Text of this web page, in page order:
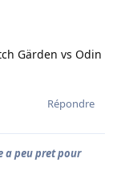
Gärden vs Odin
Répondre
a peu pret pour